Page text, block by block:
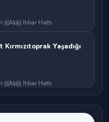
(((Alo))) İhbar Hattı
(((Alo))) İhbar Hattı